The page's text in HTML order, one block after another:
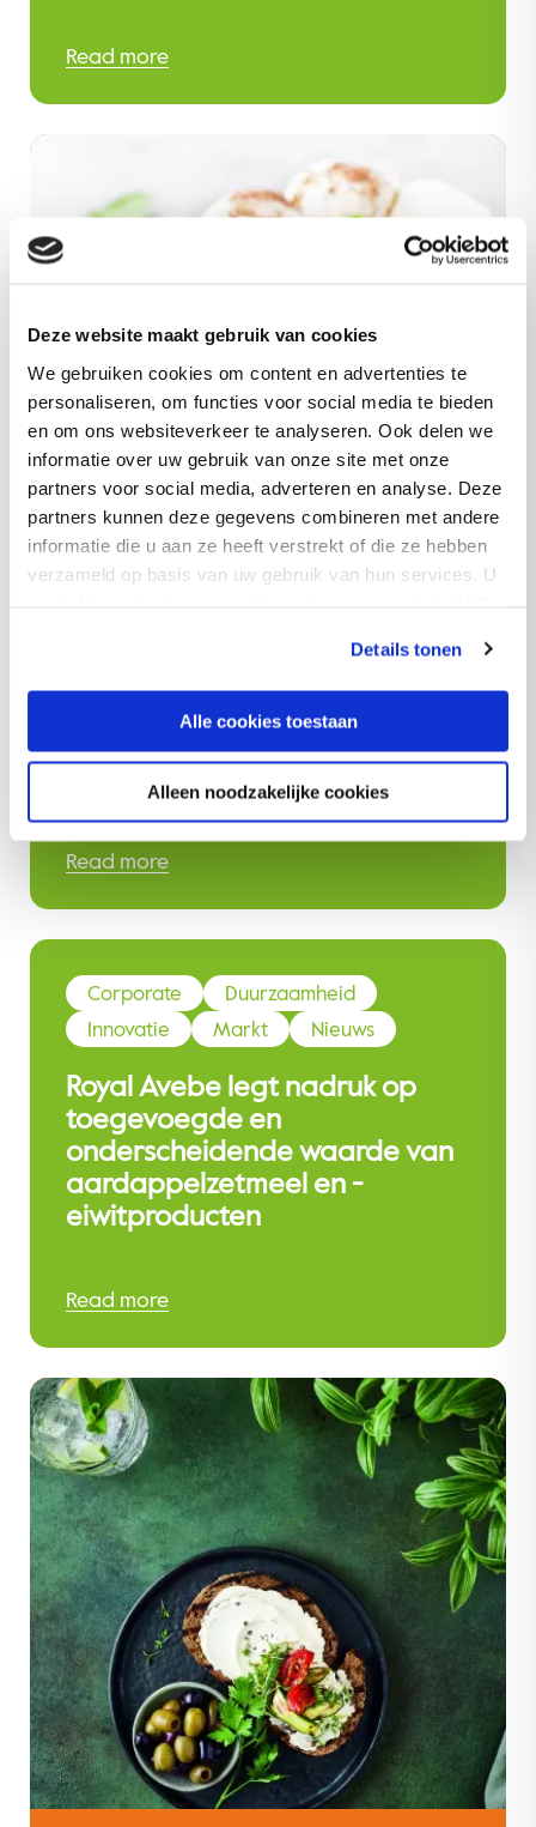
Deze website maakt gebruik van cookies
We gebruiken cookies om content en advertenties te
personaliseren, om functies voor social media te bieden
en om ons websiteverkeer te analyseren. Ook delen we
informatie over uw gebruik van onze site met onze
partners voor social media, adverteren en analyse. Deze
partners kunnen deze gegevens combineren met andere
informatie die u aan ze heeft verstrekt of die ze hebben
verzameld op basis van uw gebruik van hun services. U
Details tonen
Alle cookies toestaan
Alleen noodzakelijke cookies
Read more
Royal Avebe lanceert
plantaardig ijs op IFT First
Read more
Corporate
Duurzaamheid
Innovatie
Markt Nieuws
Royal Avebe legt nadruk op
toegevoegde en
onderscheidende waarde van
aardappelzetmeel en -
eiwitproducten
Read more